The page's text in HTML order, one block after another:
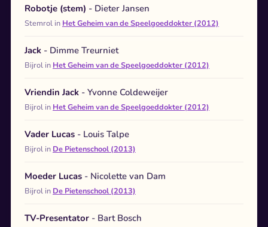
Robotje (stem) - Dieter Jansen
Stemrol in Het Geheim van de Speelgoeddokter (2012)
Jack - Dimme Treurniet
Bijrol in Het Geheim van de Speelgoeddokter (2012)
Vriendin Jack - Yvonne Coldeweijer
Bijrol in Het Geheim van de Speelgoeddokter (2012)
Vader Lucas - Louis Talpe
Bijrol in De Pietenschool (2013)
Moeder Lucas - Nicolette van Dam
Bijrol in De Pietenschool (2013)
TV-Presentator - Bart Bosch